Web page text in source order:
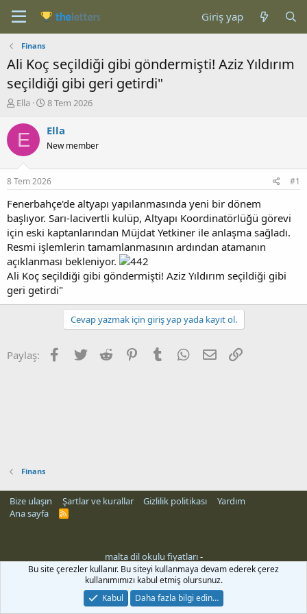
Giriş yap
Finans
Ali Koç seçildiği gibi göndermişti! Aziz Yıldırım
seçildiği gibi geri getirdi"
K
n
b
u
u
b
a
l
a
t
a
n
Ella
B
ş
a
g
ı
ç
t
a
r
i
h
i
8 Tem 2026
E Ella
New member
8 Tem 2026 #1
Fenerbahçe'de altyapı yapılanmasında yeni bir dönem
başlıyor. Sarı-lacivertli kulüp, Altyapı Koordinatörlüğü görevi
için eski kaptanlarından Müjdat Yetkiner ile anlaşma sağladı.
Resmi işlemlerin tamamlanmasının ardından atamanın
açıklanması bekleniyor.
Ali Koç seçildiği gibi göndermişti! Aziz Yıldırım seçildiği gibi
geri getirdi"
Cevap yazmak için giriş yap yada kayıt ol.
Paylaş: Facebook
Twitter Reddit PinterestTumblr WhatsApp
E-posta
Finans
Bize ulaşın Şartlar ve kurallar Gizlilik politikası
Yardım
Ana sayfa
R
malta dil okulu fiyatları-
siteleri
Bu site çerezler kullanır. Bu siteyi kullanmaya devam ederek çerez
kullanımımızı kabul etmiş olursunuz.
Kabul
Daha fazla bilgi edin…